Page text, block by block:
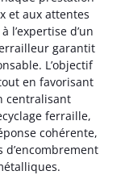
et aux attentes
l’expertise d’un
garantit
L’objectif
en favorisant
centralisant
ferraille,
cohérente,